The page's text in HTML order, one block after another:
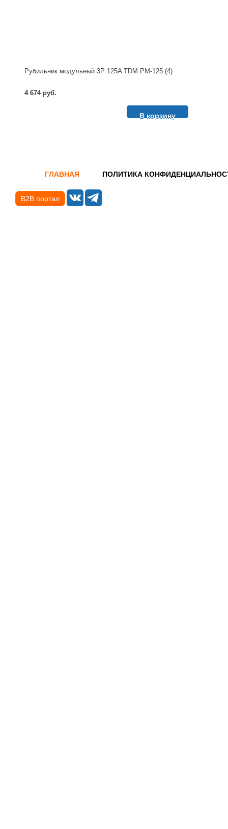
Рубильник модульный 3P 125A TDM РМ-125 (4)
4 674 руб.
В корзину
ГЛАВНАЯ ПОЛИТИКА
B2B портал